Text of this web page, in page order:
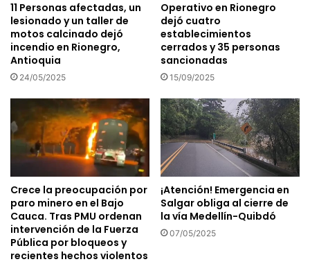
11 Personas afectadas, un
lesionado y un taller de
motos calcinado dejó
incendio en Rionegro,
Antioquia
24/05/2025
Operativo en Rionegro
dejó cuatro
establecimientos
cerrados y 35 personas
sancionadas
15/09/2025
Crece la preocupación por
paro minero en el Bajo
Cauca. Tras PMU ordenan
intervención de la Fuerza
Pública por bloqueos y
recientes hechos violentos
¡Atención! Emergencia en
Salgar obliga al cierre de
la vía Medellín-Quibdó
07/05/2025